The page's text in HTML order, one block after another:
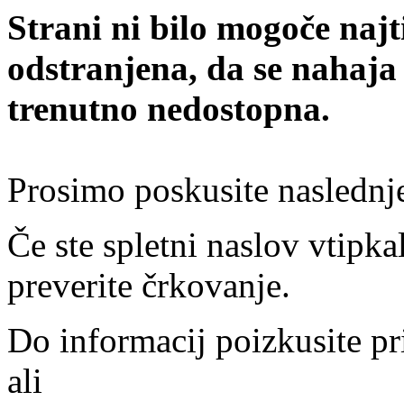
Strani ni bilo mogoče
odstranjena, da se
trenutno nedostopna.
Prosimo poskusite
Če ste spletni naslov
preverite črkovanje.
Do informacij poizkusite
ali